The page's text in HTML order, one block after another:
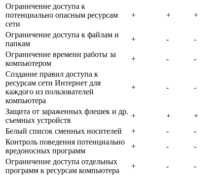
Ограничение доступа к
потенциально опасным ресурсам
сети
+ + +
Ограничение доступа к файлам и
папкам
+ -
-
Ограничение времени работы за
компьютером
+ -
-
Создание правил доступа к
ресурсам сети Интернет для
каждого из пользователей
компьютера
+ - -
Защита от зараженных флешек и др.
съемных устройств
+ +
+
Белый список сменных носителей
+ -
-
Контроль поведения потенциально
вредоносных программ
+ -
-
Ограничение доступа отдельных
программ к ресурсам компьютера
+ -
-